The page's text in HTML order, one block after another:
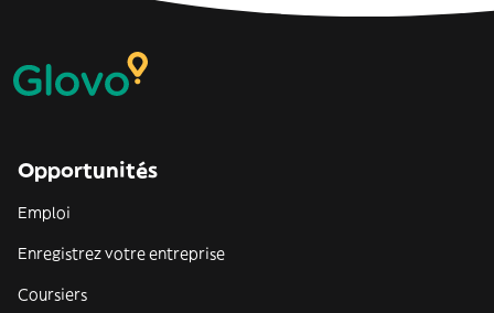
Opportunités
Emploi
Enregistrez votre entreprise
Coursiers